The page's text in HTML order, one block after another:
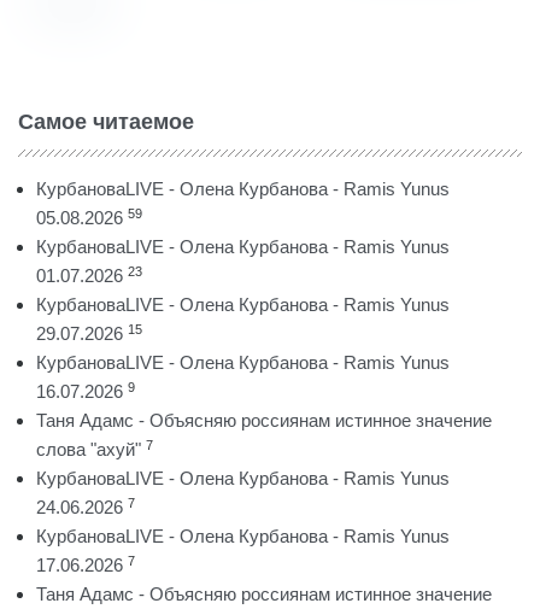
Самое читаемое
КурбановаLIVE - Олена Курбанова - Ramis Yunus
05.08.2026 59
КурбановаLIVE - Олена Курбанова - Ramis Yunus
01.07.2026 23
КурбановаLIVE - Олена Курбанова - Ramis Yunus
29.07.2026 15
КурбановаLIVE - Олена Курбанова - Ramis Yunus
16.07.2026 9
Таня Адамс - Объясняю россиянам истинное значение
слова "ахуй" 7
КурбановаLIVE - Олена Курбанова - Ramis Yunus
24.06.2026 7
КурбановаLIVE - Олена Курбанова - Ramis Yunus
17.06.2026 7
Таня Адамс - Объясняю россиянам истинное значение